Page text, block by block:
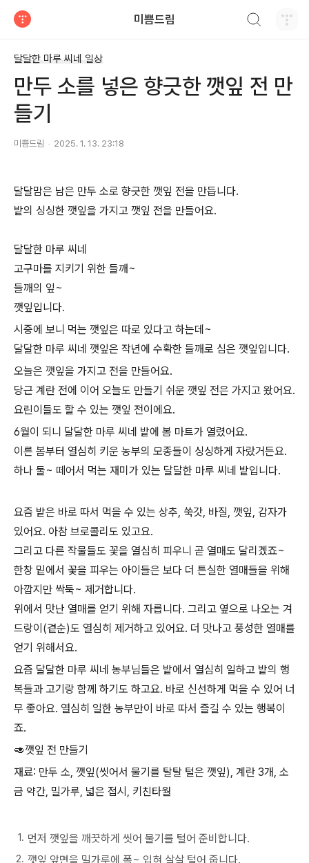
미쁨드림
달달한 마루 씨네 일상
만두 소를 넣은 향긋한 깻잎 전 만
들기
미쁨드림 2025. 1. 13. 23:18
달달맘은 남은 만두 소로 향긋한 깻잎 전을 만듭니다.
밭의 싱싱한 깻잎을 가지고 깻잎 전을 만들어요.
달달한 마루 씨네
고구마를 지키기 위한 들깨~
들깨의 잎~
깻잎입니다.
시중에 보니 먹는 깻잎은 따로 있다고 하는데~
달달한 마루 씨네 깻잎은 작년에 수확한 들깨로 심은 깻잎입니다.
​오늘은 깻잎을 가지고 전을 만들어요.
당근 계란 전에 이어 오늘도 만들기 쉬운 깻잎 전은 가지고 왔어요.
요린이들도 할 수 있는 깻잎 전이에요.
​6월이 되니 달달한 마루 씨네 밭에 봄 마트가 열렸어요.
이른 봄부터 열심히 키운 농부의 모종들이 싱싱하게 자랐거든요.
하나 둘~ 떼어서 먹는 재미가 있는 달달한 마루 씨네 밭입니다.
요즘 밭은 바로 따서 먹을 수 있는 상추, 쑥갓, 바질, 깻잎, 감자가
있어요. 아참 브로콜리도 있고요.
그리고 다른 작물들도 꽃을 열심히 피우니 곧 열매도 달리겠죠~
한창 밑에서 꽃을 피우는 아이들은 보다 더 튼실한 열매들을 위해
아깝지만 싹둑~ 제거합니다.
위에서 맛난 열매를 얻기 위해 자릅니다. 그리고 옆으로 나오는 겨
드랑이(곁순)도 열심히 제거하고 있어요. 더 맛나고 풍성한 열매를
얻기 위해서요.
​요즘 달달한 마루 씨네 농부님들은 밭에서 열심히 일하고 밭의 행
복들과 고기랑 함께 하기도 하고요. 바로 신선하게 먹을 수 있어 너
무 좋아요. 열심히 일한 농부만이 바로 따서 즐길 수 있는 행복이
죠.
🥑깻잎 전 만들기
재료: 만두 소, 깻잎(씻어서 물기를 탈탈 털은 깻잎), 계란 3개, 소
금 약간, 밀가루, 넓은 접시, 키친타월
먼저 깻잎을 깨끗하게 씻어 물기를 털어 준비합니다.
깻잎 앞면을 밀가루에 폭~ 입혀 살살 털어 줍니다.